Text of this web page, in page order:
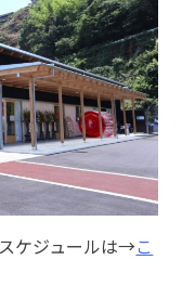
ケジュールは→こ